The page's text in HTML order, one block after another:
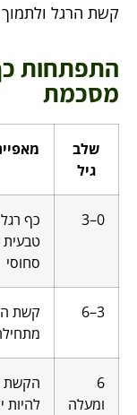
קשת הרגל
התפתחות
מסכמת
שלב
גיל
0–3
כף
טבעית
סחוסי
3–6
קשת
6
ומעלה
הקשת
להיות